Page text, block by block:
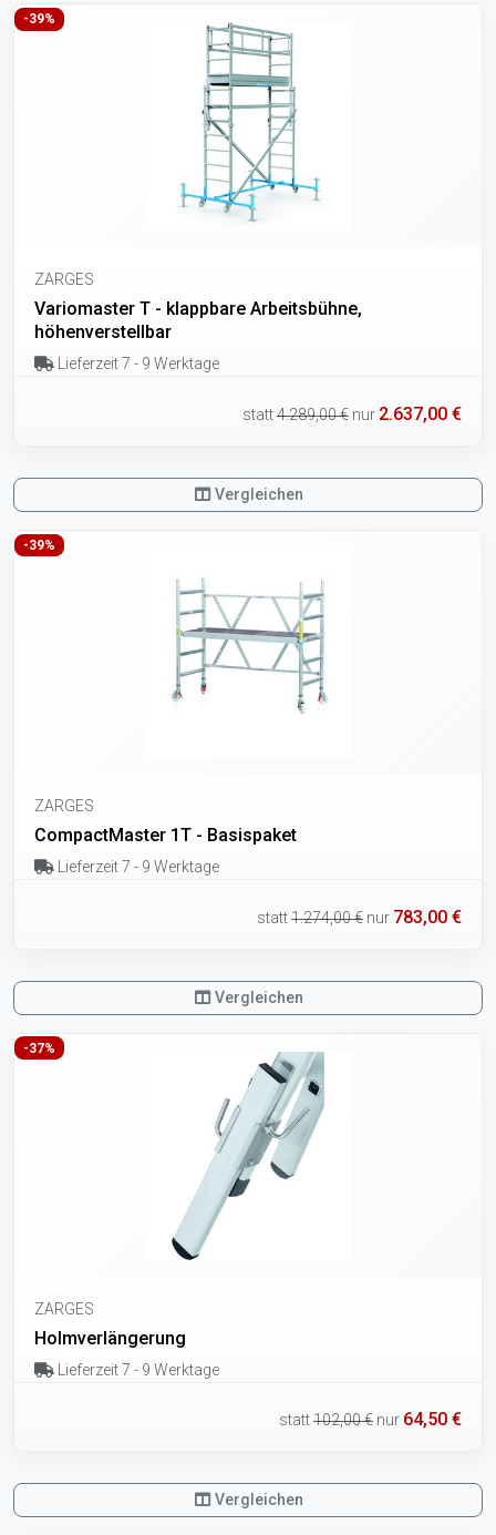
-39%
ZARGES
Variomaster T - klappbare Arbeitsbühne,
höhenverstellbar
Lieferzeit 7 - 9 Werktage
statt4.289,00 € nur 2.637,00 €
Vergleichen
-39%
ZARGES
CompactMaster 1T - Basispaket
Lieferzeit 7 - 9 Werktage
statt1.274,00 € nur 783,00 €
Vergleichen
-37%
ZARGES
Holmverlängerung
Lieferzeit 7 - 9 Werktage
statt102,00 € nur 64,50 €
Vergleichen